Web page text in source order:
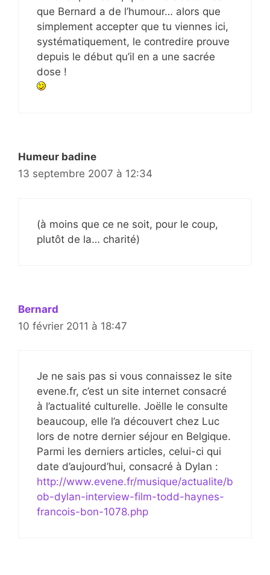
que Bernard a de l’humour… alors que
simplement accepter que tu viennes ici,
systématiquement, le contredire prouve
depuis le début qu’il en a une sacrée
dose !
Humeur badine
13 septembre 2007 à 12:34
(à moins que ce ne soit, pour le coup,
plutôt de la… charité)
Bernard
10 février 2011 à 18:47
Je ne sais pas si vous connaissez le site
evene.fr, c’est un site internet consacré
à l’actualité culturelle. Joëlle le consulte
beaucoup, elle l’a découvert chez Luc
lors de notre dernier séjour en Belgique.
Parmi les derniers articles, celui-ci qui
date d’aujourd’hui, consacré à Dylan :
http://www.evene.fr/musique/actualite/b
ob-dylan-interview-film-todd-haynes-
francois-bon-1078.php